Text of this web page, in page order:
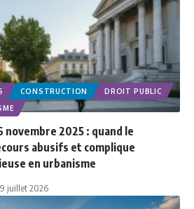
CONSTRUCTION
DROIT PUBLIC
novembre 2025 : quand le
abusifs et complique
en urbanisme
juillet 2026